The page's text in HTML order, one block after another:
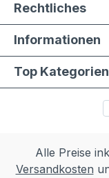
Rechtliches
Informationen
Top Kategorien
Alle Preise
Versandkosten